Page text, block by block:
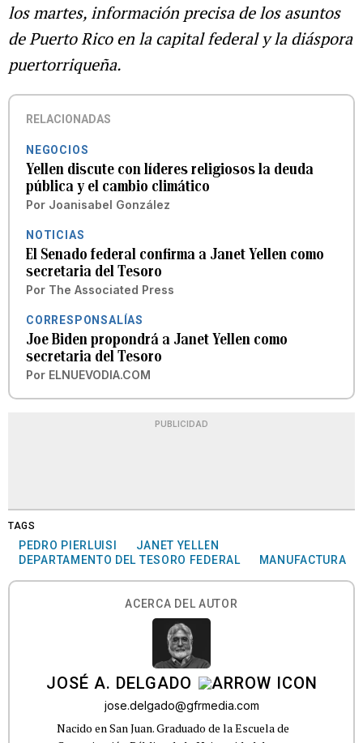
los martes, información precisa de los asuntos
de Puerto Rico en la capital federal y la diáspora
puertorriqueña.
RELACIONADAS
NEGOCIOS
Yellen discute con líderes religiosos la deuda
pública y el cambio climático
Por Joanisabel González
NOTICIAS
El Senado federal confirma a Janet Yellen como
secretaria del Tesoro
Por The Associated Press
CORRESPONSALÍAS
Joe Biden propondrá a Janet Yellen como
secretaria del Tesoro
Por ELNUEVODIA.COM
PUBLICIDAD
TAGS
PEDRO PIERLUISI
JANET YELLEN
DEPARTAMENTO DEL TESORO FEDERAL
MANUFACTURA
ACERCA DEL AUTOR
JOSÉ A. DELGADO
jose.delgado@gfrmedia.com
Nacido en San Juan. Graduado de la Escuela de